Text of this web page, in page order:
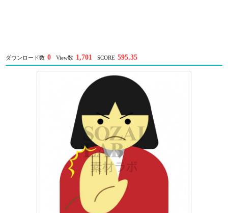
ダウンロード数 0 View数 1,701 SCORE 595.35